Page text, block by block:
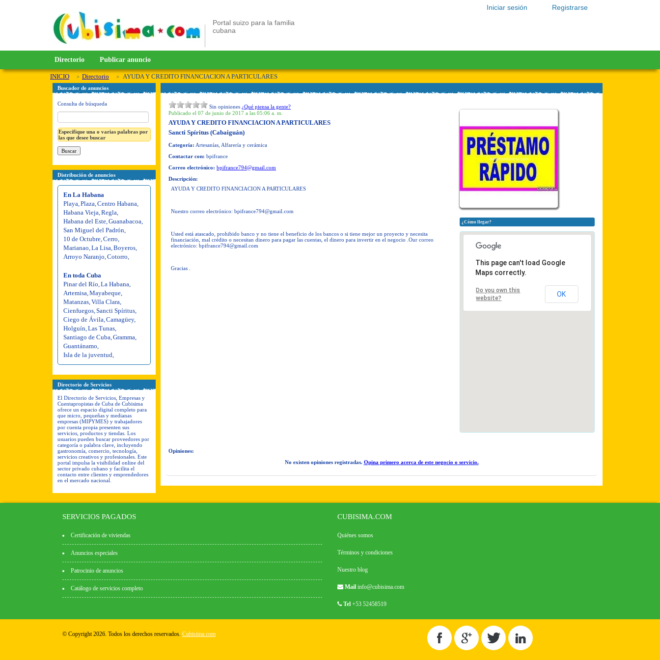
Registrarse
Iniciar sesión
Portal suizo para la familia
cubana
Directorio Publicar anuncio
INICIO Directorio AYUDA Y CREDITO FINANCIACION A PARTICULARES
Buscador de anuncios
Consulta de búsqueda
Especifique una o varias palabras por
las que desee buscar
Distribución de anuncios
En La Habana
Playa Plaza Centro Habana
Habana Vieja Regla
Habana del Este Guanabacoa
San Miguel del Padrón
10 de Octubre Cerro
Marianao La Lisa Boyeros
Arroyo Naranjo Cotorro
En toda Cuba
Pinar del Río La Habana
Artemisa Mayabeque
Matanzas Villa Clara
Cienfuegos Sancti Spíritus
Ciego de Ávila Camagüey,
Holguín Las Tunas
Santiago de Cuba Gramma
Guantánamo
Isla de la juventud
Directorio de Servicios
El Directorio de Servicios, Empresas y
Cuentapropistas de Cuba de Cubisima
ofrece un espacio digital completo para
que micro, pequeñas y medianas
empresas (MIPYMES) y trabajadores
por cuenta propia presenten sus
servicios, productos y tiendas. Los
usuarios pueden buscar proveedores por
categoría o palabra clave, incluyendo
gastronomía, comercio, tecnología,
servicios creativos y profesionales. Este
portal impulsa la visibilidad online del
sector privado cubano y facilita el
contacto entre clientes y emprendedores
en el mercado nacional.
Sin opiniones ¿Qué piensa la gente?
Publicado el 07 de junio de 2017 a las 05:06 a. m.
AYUDA Y CREDITO FINANCIACION A PARTICULARES
Sancti Spíritus (Cabaiguán)
Categoría: Artesanías, Alfarería y cerámica
Contactar con: bpifrance
Correo electrónico: bpifrance794@gmail.com
Descripción:
AYUDA Y CREDITO FINANCIACION A PARTICULARES
Nuestro correo electrónico: bpifrance794@gmail.com
Usted está atascado, prohibido banco y no tiene el beneficio de los bancos o si tiene mejor un proyecto y necesita
financiación, mal crédito o necesitan dinero para pagar las cuentas, el dinero para invertir en el negocio .Our correo
electrónico: bpifrance794@gmail.com
Gracias .
¿Cómo llegar?
This page can't load Google
Maps correctly.
Do you own this
website?
OK
Opiniones:
No existen opiniones registradas. Opina primero acerca de este negocio o servicio.
SERVICIOS PAGADOS
Certificación de viviendas
Anuncios especiales
Patrocinio de anuncios
Catálogo de servicios completo
CUBISIMA.COM
Quiénes somos
Términos y condiciones
Nuestro blog
Mail info@cubisima.com
Tel +53 52458519
© Copyright 2026. Todos los derechos reservados. Cubisima.com